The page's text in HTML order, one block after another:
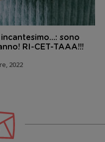
incantesimo…: sono
RI-CET-TAAA!!!
2022